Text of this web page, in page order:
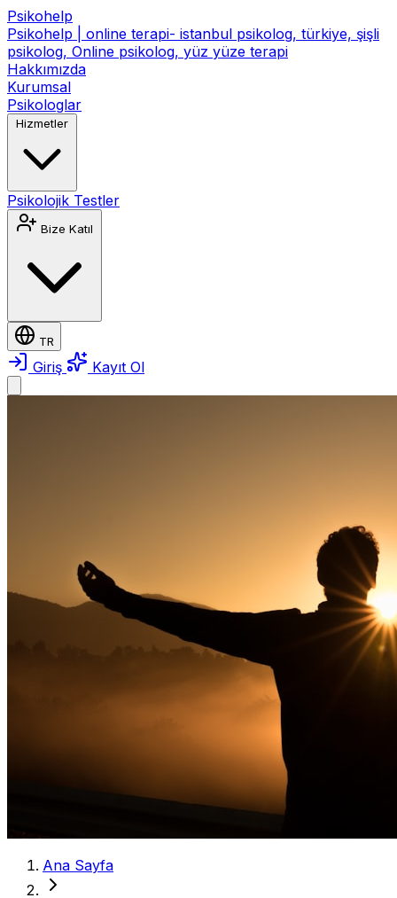
Psikohelp
Psikohelp | online terapi- istanbul psikolog, türkiye, şişli
psikolog, Online psikolog, yüz yüze terapi
Hakkımızda
Kurumsal
Psikologlar
Hizmetler
Psikolojik Testler
Bize Katıl
TR
Giriş Kayıt Ol
Ana Sayfa